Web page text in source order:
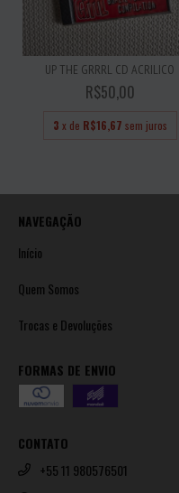
UP THE GRRRL CD ACRILICO
R$50,00
3 x de R$16,67 sem juros
NAVEGAÇÃO
Início
Quem Somos
Trocas e Devoluções
FORMAS DE ENVIO
CONTATO
+55 11 980576501